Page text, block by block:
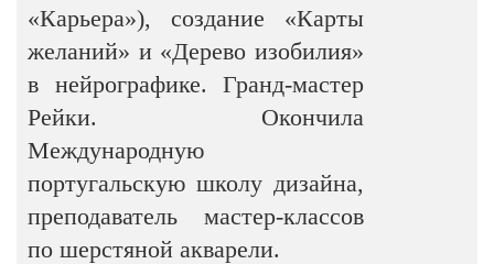
«Карьера»), создание «Карты
желаний» и «Дерево изобилия»
в нейрографике. Гранд-мастер
Рейки. Окончила
Международную
португальскую школу дизайна,
преподаватель мастер-классов
по шерстяной акварели.